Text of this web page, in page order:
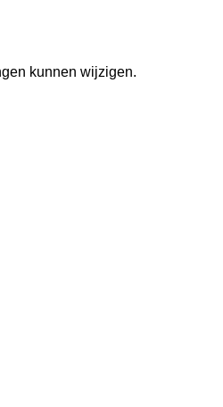
kunnen wijzigen.